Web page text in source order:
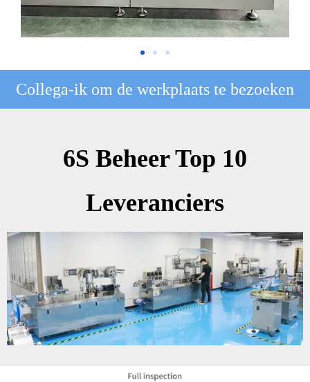
Collega-ik om de werkplaats te bezoeken
6S Beheer Top 10
Leveranciers